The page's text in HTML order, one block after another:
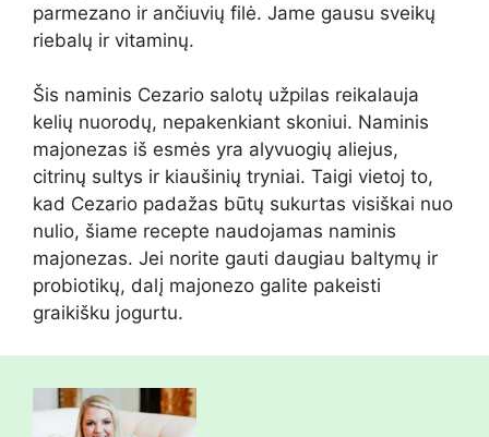
parmezano ir ančiuvių filė. Jame gausu sveikų
riebalų ir vitaminų.
Šis naminis Cezario salotų užpilas reikalauja
kelių nuorodų, nepakenkiant skoniui. Naminis
majonezas iš esmės yra alyvuogių aliejus,
citrinų sultys ir kiaušinių tryniai. Taigi vietoj to,
kad Cezario padažas būtų sukurtas visiškai nuo
nulio, šiame recepte naudojamas naminis
majonezas. Jei norite gauti daugiau baltymų ir
probiotikų, dalį majonezo galite pakeisti
graikišku jogurtu.